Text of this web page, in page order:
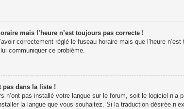
mais l’heure n’est toujours pas correcte !
correctement réglé le fuseau horaire mais que l’heure
communiquer ce problème.
pas dans la liste !
n’ont pas installé votre langue sur le forum, soit le logiciel
la langue que vous souhaitez. Si la traduction désirée